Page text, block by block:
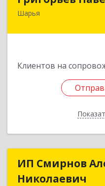
Шарья
Клиентов на
157505,
ИП Смирнов
Николаевич
ИП